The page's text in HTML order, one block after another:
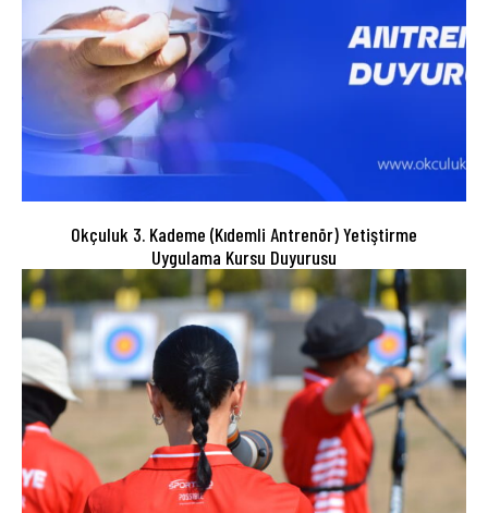
Okçuluk 3. Kademe (Kıdemli Antrenör) Yetiştirme
Uygulama Kursu Duyurusu